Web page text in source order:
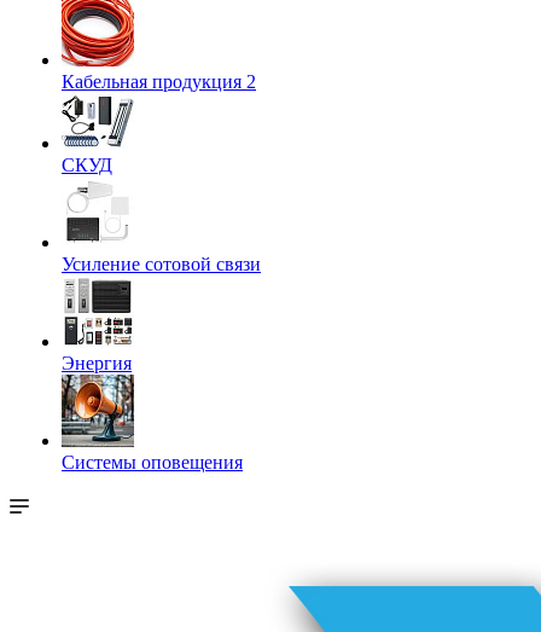
Кабельная продукция 2
СКУД
Усиление сотовой связи
Энергия
Системы оповещения